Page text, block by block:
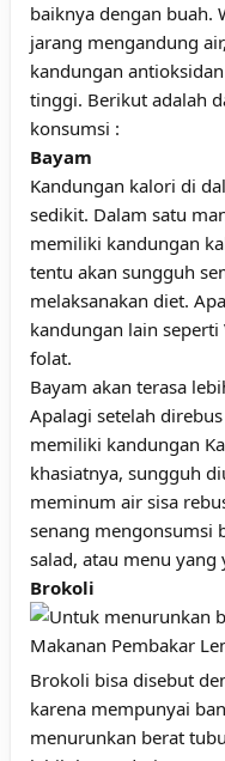
baiknya dengan buah.
jarang mengandung
kandungan
tinggi. Berikut adalah
konsumsi :
Bayam
Kandungan kalori di
sedikit. Dalam satu
memiliki kandungan
tentu akan sungguh
melaksanakan diet.
kandungan lain seperti
folat.
Bayam akan terasa
Apalagi setelah
memiliki kandungan
khasiatnya, sungguh
meminum air sisa
senang mengonsumsi
salad, atau menu yang
Brokoli
Brokoli bisa disebut
karena mempunyai
menurunkan berat